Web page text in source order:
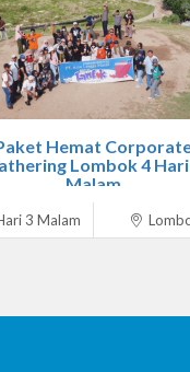
Hemat
Lombok 4
Malam
3 Malam